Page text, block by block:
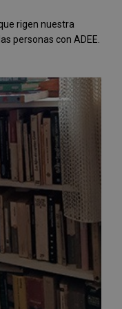
rigen nuestra
personas con ADEE.